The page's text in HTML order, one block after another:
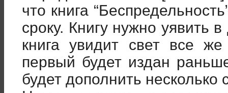
что книга
сроку. Книгу нужно уявить
книга увидит свет все
первый будет издан
будет дополнить несколько